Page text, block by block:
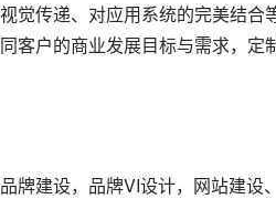
觉传递、对应用系统的完美结合
客户的商业发展目标与需求，定
牌建设，品牌VI设计，网站建设